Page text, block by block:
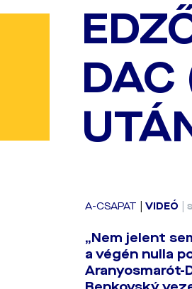
DAC
A-CSAPAT |VIDEÓ |
„Nem jelent
a végén nulla
Aranyosmarót-